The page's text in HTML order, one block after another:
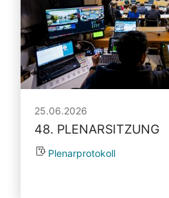
25.06.2026
48. PLENARSITZUNG
Plenarprotokoll